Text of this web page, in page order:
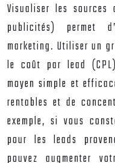
Visualiser les sources
publicités) permet
marketing. Utiliser un
le coût par lead
moyen simple et
rentables et de
exemple, si vous
pour les leads
pouvez augmenter